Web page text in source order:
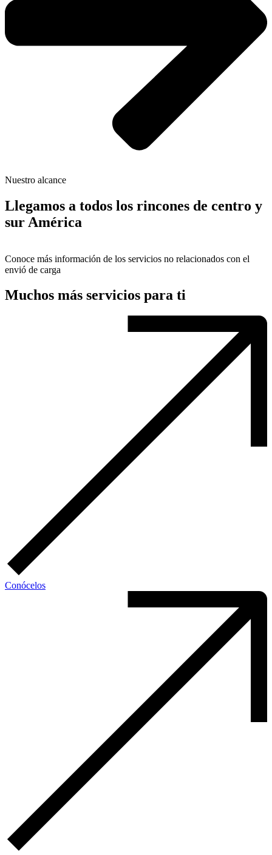
Nuestro alcance
Llegamos a todos los rincones de centro y
sur América
Conoce más información de los servicios no relacionados con el
envió de carga
Muchos más servicios para ti
Conócelos